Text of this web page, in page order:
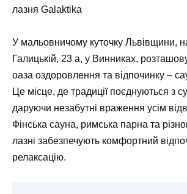
лазня Galaktika
У мальовничому куточку Львівщини,
Галицькій, 23 а, у Винниках,
оаза оздоровлення та відпочинку –
Це місце, де традиції поєднуються з
даруючи незабутні враження усім
Фінська сауна, римська парна та
лазні забезпечують комфортний
релаксацію.